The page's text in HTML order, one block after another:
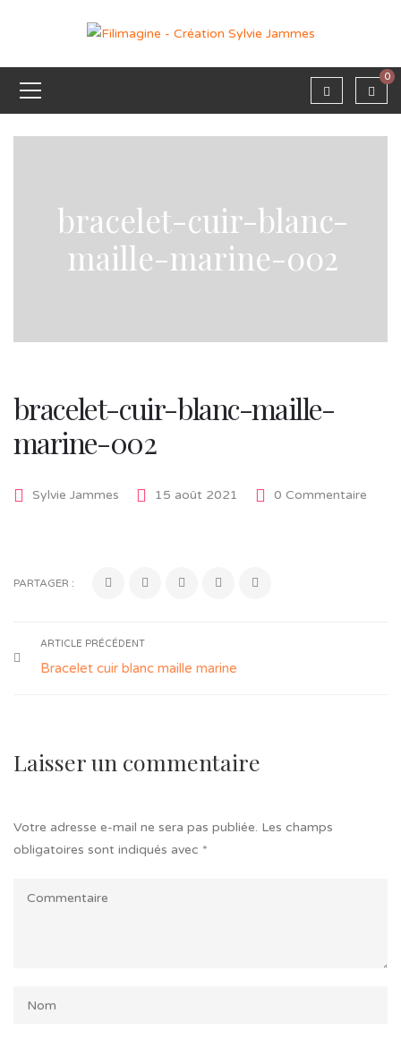
0
bracelet-cuir-blanc-
maille-marine-002
bracelet-cuir-blanc-maille-
marine-002
Sylvie Jammes 15 août 2021 0 Commentaire
PARTAGER :
ARTICLE PRÉCÉDENT
Bracelet cuir blanc maille marine
Laisser un commentaire
Votre adresse e-mail ne sera pas publiée. Les champs
obligatoires sont indiqués avec *